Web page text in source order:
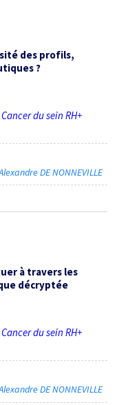
des profils,
?
du sein RH+
DE NONNEVILLE
à travers les
décryptée
du sein RH+
DE NONNEVILLE